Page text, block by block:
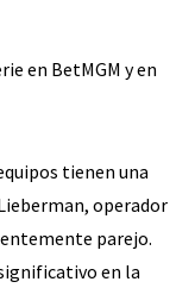
en BetMGM y en
tienen una
operador
parejo.
en la